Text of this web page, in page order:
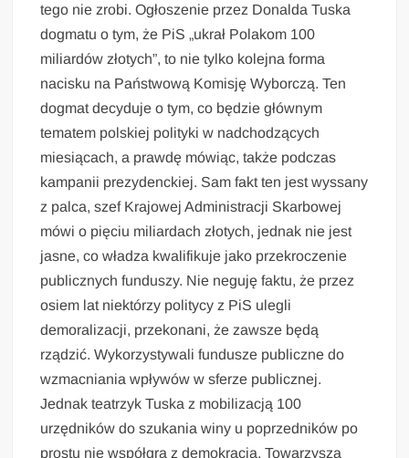
tego nie zrobi. Ogłoszenie przez Donalda Tuska
dogmatu o tym, że PiS „ukrał Polakom 100
miliardów złotych”, to nie tylko kolejna forma
nacisku na Państwową Komisję Wyborczą. Ten
dogmat decyduje o tym, co będzie głównym
tematem polskiej polityki w nadchodzących
miesiącach, a prawdę mówiąc, także podczas
kampanii prezydenckiej. Sam fakt ten jest wyssany
z palca, szef Krajowej Administracji Skarbowej
mówi o pięciu miliardach złotych, jednak nie jest
jasne, co władza kwalifikuje jako przekroczenie
publicznych funduszy. Nie neguję faktu, że przez
osiem lat niektórzy politycy z PiS ulegli
demoralizacji, przekonani, że zawsze będą
rządzić. Wykorzystywali fundusze publiczne do
wzmacniania wpływów w sferze publicznej.
Jednak teatrzyk Tuska z mobilizacją 100
urzędników do szukania winy u poprzedników po
prostu nie współgra z demokracją. Towarzyszą